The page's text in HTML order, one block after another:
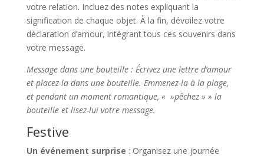
votre relation. Incluez des notes expliquant la
signification de chaque objet. À la fin, dévoilez votre
déclaration d’amour, intégrant tous ces souvenirs dans
votre message.
Message dans une bouteille : Écrivez une lettre d’amour
et placez-la dans une bouteille. Emmenez-la à la plage,
et pendant un moment romantique, « »pêchez » » la
bouteille et lisez-lui votre message.
Festive
Un événement surprise : Organisez une journée